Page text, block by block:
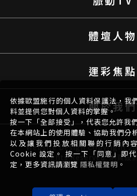
體壇人物
運彩焦點
關於我們
Website DesignCopyright
Rights Reserved.網頁設
依據歐盟施行的個人資料保護法，我
料並提供您對個人資料的掌握。
按一下「全部接受」，代表您允許我
在本網站上的使用體驗、協助我們分
以及讓我們投放相關聯的行銷內
Cookie 設定。 按一下「同意」即
定，更多資訊請瀏覽 隱私權聲明 。